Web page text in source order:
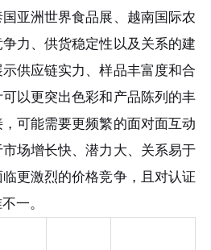
洲世界食品展、越南国际农
力、供货稳定性以及关系的建
供应链实力、样品丰富度和合
以更突出色彩和产品陈列的丰
可能需要更频繁的面对面互动
场增长快、潜力大、关系易于
更激烈的价格竞争，且对认证
一。